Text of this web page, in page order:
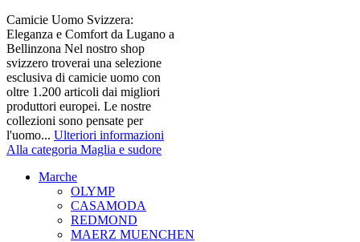
Camicie Uomo Svizzera:
Eleganza e Comfort da Lugano a
Bellinzona Nel nostro shop
svizzero troverai una selezione
esclusiva di camicie uomo con
oltre 1.200 articoli dai migliori
produttori europei. Le nostre
collezioni sono pensate per
l'uomo... Ulteriori informazioni
Alla categoria Maglia e sudore
Marche
OLYMP
CASAMODA
REDMOND
MAERZ MUENCHEN